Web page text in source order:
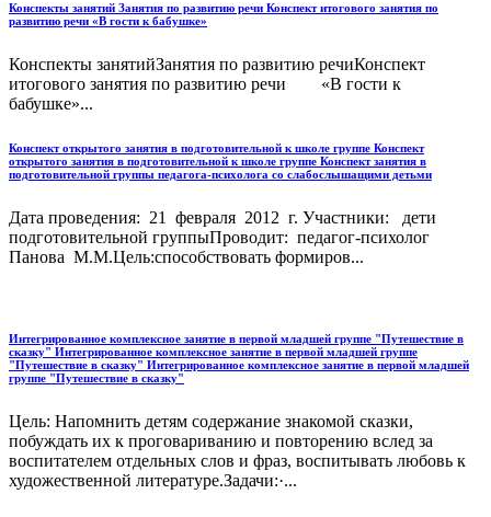
Конспекты занятий Занятия по развитию речи Конспект итогового занятия по
развитию речи «В гости к бабушке»
Конспекты занятийЗанятия по развитию речиКонспект
итогового занятия по развитию речи «В гости к
бабушке»...
Конспект открытого занятия в подготовительной к школе группе Конспект
открытого занятия в подготовительной к школе группе Конспект занятия в
подготовительной группы педагога-психолога со слабослышащими детьми
Дата проведения: 21 февраля 2012 г. Участники: дети
подготовительной группыПроводит: педагог-психолог
Панова М.М.Цель:способствовать формиров...
Интегрированное комплексное занятие в первой младшей группе "Путешествие в
сказку" Интегрированное комплексное занятие в первой младшей группе
"Путешествие в сказку" Интегрированное комплексное занятие в первой младшей
группе "Путешествие в сказку"
Цель: Напомнить детям содержание знакомой сказки,
побуждать их к проговариванию и повторению вслед за
воспитателем отдельных слов и фраз, воспитывать любовь к
художественной литературе.Задачи:·...